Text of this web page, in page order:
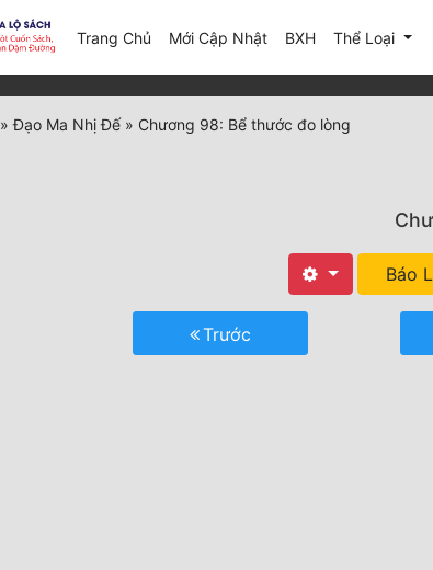
Trang Chủ Mới Cập Nhật(current)
BXH Thể Loại
»Đạo Ma Nhị Đế» Chương 98: Bể thước đo lòng
Báo
Trước